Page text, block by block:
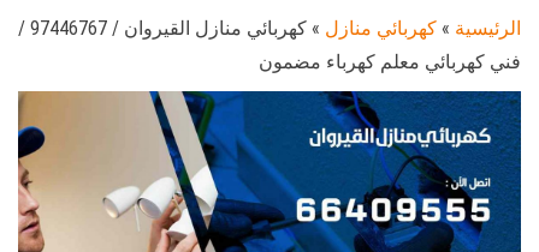
الرئيسية » كهربائي منازل »
كهربائي منازل القيروان / 97446767 /
فني كهربائي معلم كهرباء مضمون